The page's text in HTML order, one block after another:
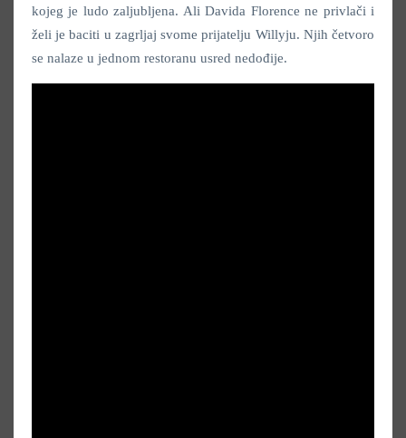
kojeg je ludo zaljubljena. Ali Davida Florence ne privlači i
želi je baciti u zagrljaj svome prijatelju Willyju. Njih četvoro
se nalaze u jednom restoranu usred nedođije.